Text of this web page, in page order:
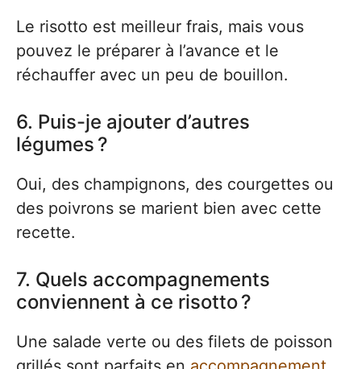
Le risotto est meilleur frais, mais vous
pouvez le préparer à l’avance et le
réchauffer avec un peu de bouillon.
6. Puis-je ajouter d’autres
légumes ?
Oui, des champignons, des courgettes ou
des poivrons se marient bien avec cette
recette.
7. Quels accompagnements
conviennent à ce risotto ?
Une salade verte ou des filets de poisson